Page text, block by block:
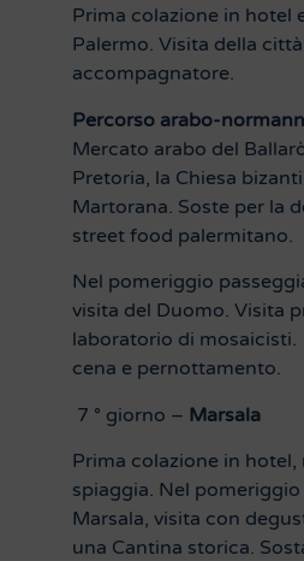
Prima colazione in hotel
Palermo. Visita della
accompagnatore.
Percorso arabo-
Mercato arabo del
Pretoria, la Chiesa
Martorana. Soste per la
street food palermitano.
Nel pomeriggio
visita del Duomo. Visita
laboratorio di
cena e pernottamento.
7 ° giorno – Marsala
Prima colazione in
spiaggia. Nel
Marsala, visita con
una Cantina storica.